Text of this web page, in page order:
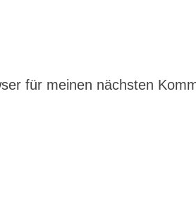
für meinen nächsten